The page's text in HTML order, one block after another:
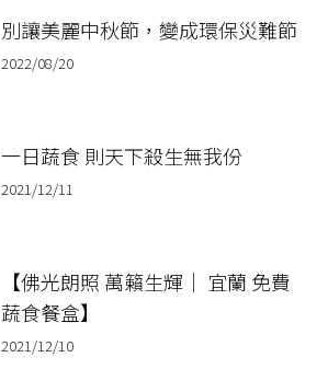
別讓美麗中秋節，變成環保災難節
2022/08/20
一日蔬食 則天下殺生無我份
2021/12/11
【佛光朗照 萬籟生輝｜ 宜蘭 免費
蔬食餐盒】​
2021/12/10